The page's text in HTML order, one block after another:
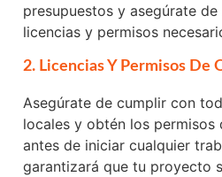
presupuestos y asegúrate
licencias y permisos
2. Licencias Y Permisos De
Asegúrate de cumplir con
locales y obtén los permisos
antes de iniciar cualquier
garantizará que tu proyecto